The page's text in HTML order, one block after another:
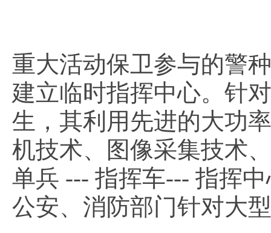
重大活动保卫参与的警
建立临时指挥中心。针
生，其利用先进的大功
机技术、图像采集技术
单兵 --- 指挥车--- 指挥
公安、消防部门针对大